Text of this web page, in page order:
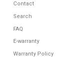
Contact
Search
FAQ
E-warranty
Warranty Policy